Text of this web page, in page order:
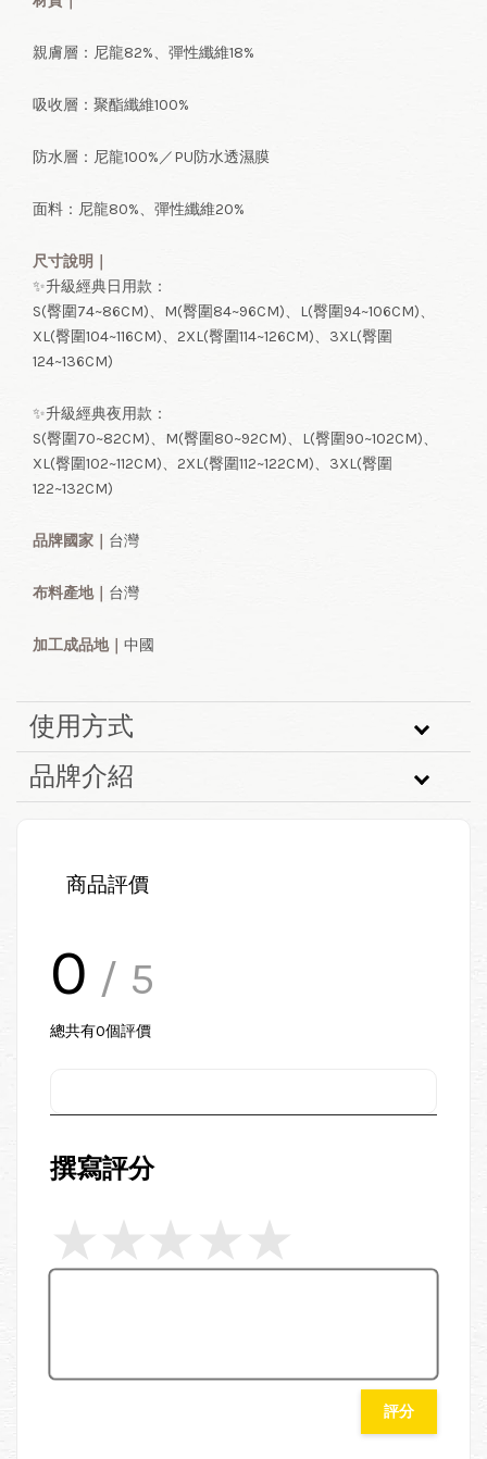
親膚層：尼龍82%、彈性纖維18%
吸收層：聚酯纖維100%
防水層：尼龍100%／PU防水透濕膜
面料：尼龍80%、彈性纖維20%
尺寸說明｜
✨升級經典日用款：
S(臀圍74~86CM)、M(臀圍84~96CM)、L(臀圍94~106CM)、
XL(臀圍104~116CM)、2XL(臀圍114~126CM)、3XL(臀圍
124~136CM)
✨升級經典夜用款：
S(臀圍70~82CM)、M(臀圍80~92CM)、L(臀圍90~102CM)、
XL(臀圍102~112CM)、2XL(臀圍112~122CM)、3XL(臀圍
122~132CM)
品牌國家｜ 台灣
布料產地｜ 台灣
加工成品地｜ 中國
使用方式
品牌介紹
商品評價
0 / 5
總共有0個評價
撰寫評分
評分